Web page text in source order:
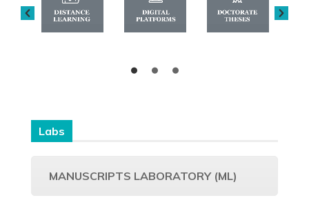
Labs
MANUSCRIPTS LABORATORY (ML)